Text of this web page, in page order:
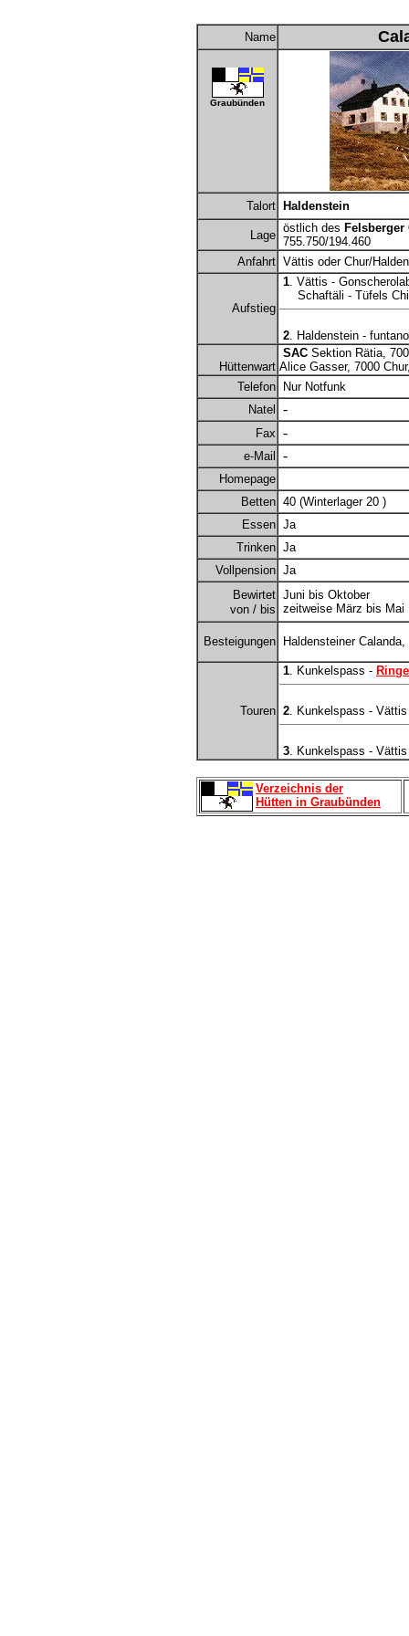
Name
Graubünden
Talort Haldenstein
Lage
östlich des Felsberger
755.750/194.460
Anfahrt Vättis oder Chur/
Aufstieg
1. Vättis -
Schaftäli - Tüfels
2. Haldenstein -
Hüttenwart
SAC Sektion Rätia,
Alice Gasser, 7000
Telefon
Nur Notfunk
Natel
-
Fax -
e-Mail -
Homepage
Betten 40 (Winterlager 20 )
Essen Ja
Trinken Ja
Vollpension Ja
Bewirtet
von / bis
Juni bis Oktober
zeitweise März bis Mai
Besteigungen Haldensteiner
Touren
1. Kunkelspass -
2. Kunkelspass -
3. Kunkelspass -
Verzeichnis der
Hütten in Graubünden